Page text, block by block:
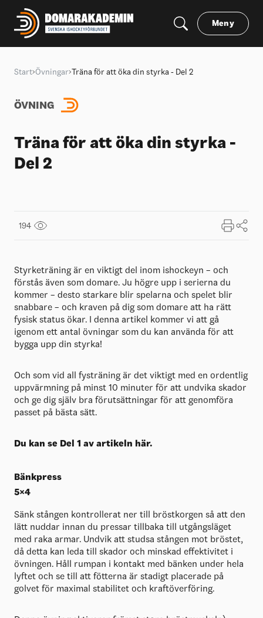
Meny
Start Övningar Träna för att öka din styrka - Del 2
ÖVNING
Träna för att öka din styrka -
Del 2
194
Styrketräning är en viktigt del inom ishockeyn – och
förstås även som domare. Ju högre upp i serierna du
kommer – desto starkare blir spelarna och spelet blir
snabbare – och kraven på dig som domare att ha rätt
fysisk status ökar. I denna artikel kommer vi att gå
igenom ett antal övningar som du kan använda för att
bygga upp din styrka!
Och som vid all fysträning är det viktigt med en ordentlig
uppvärmning på minst 10 minuter för att undvika skador
och ge dig själv bra förutsättningar för att genomföra
passet på bästa sätt.
Du kan se Del 1 av artikeln här.
Bänkpress
5×4
Sänk stången kontrollerat ner till bröstkorgen så att den
lätt nuddar innan du pressar tillbaka till utgångsläget
med raka armar. Undvik att studsa stången mot bröstet,
då detta kan leda till skador och minskad effektivitet i
övningen. Håll rumpan i kontakt med bänken under hela
lyftet och se till att fötterna är stadigt placerade på
golvet för maximal stabilitet och kraftöverföring.